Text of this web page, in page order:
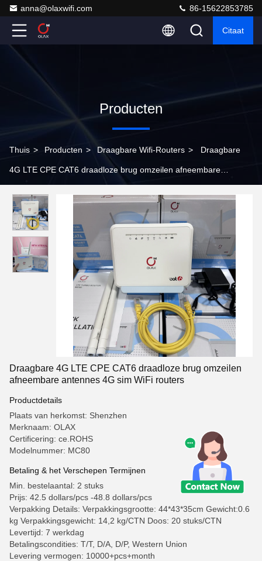
anna@olaxwifi.com 86-15622853785
Citaat
Producten
Thuis > Producten > Draagbare Wifi-Routers > Draagbare
4G LTE CPE CAT6 draadloze brug omzeilen afneembare
Draagbare 4G LTE CPE CAT6 draadloze brug omzeilen
afneembare antennes 4G sim WiFi routers
Productdetails
Plaats van herkomst: Shenzhen
Merknaam: OLAX
Certificering: ce.ROHS
Modelnummer: MC80
Betaling & het Verschepen Termijnen
Min. bestelaantal: 2 stuks
Prijs: 42.5 dollars/pcs -48.8 dollars/pcs
Verpakking Details: Verpakkingsgrootte: 44*43*35cm Gewicht:0.6
kg Verpakkingsgewicht: 14,2 kg/CTN Doos: 20 stuks/CTN
Levertijd: 7 werkdag
Betalingscondities: T/T, D/A, D/P, Western Union
Levering vermogen: 10000+pcs+month